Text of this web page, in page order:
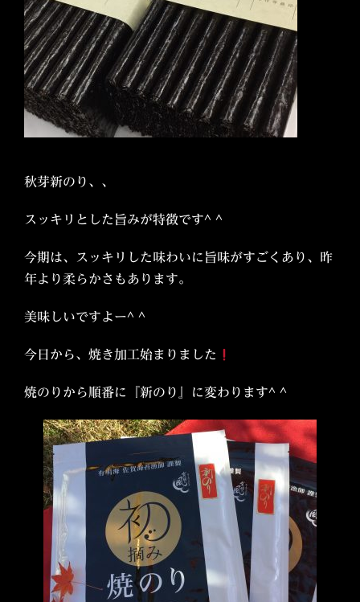
秋芽新のり、、
スッキリとした旨みが特徴です^ ^
今期は、スッキリした味わいに旨味がすごくあり、昨
年より柔らかさもあります。
美味しいですよー^ ^
今日から、焼き加工始まりました
焼のりから順番に『新のり』に変わります^ ^